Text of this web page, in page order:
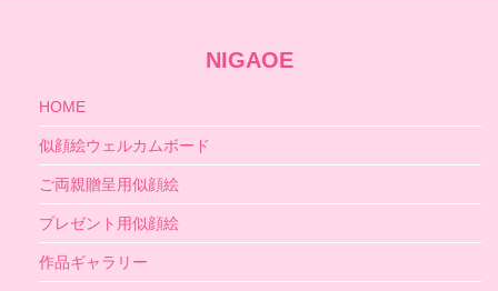
NIGAOE
HOME
似顔絵ウェルカムボード
ご両親贈呈用似顔絵
プレゼント用似顔絵
作品ギャラリー